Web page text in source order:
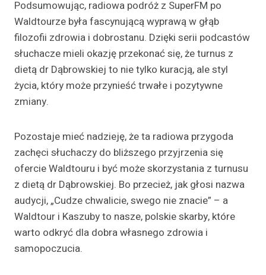
Podsumowując, radiowa podróż z SuperFM po
Waldtourze była fascynującą wyprawą w głąb
filozofii zdrowia i dobrostanu. Dzięki serii podcastów
słuchacze mieli okazję przekonać się, że turnus z
dietą dr Dąbrowskiej to nie tylko kuracją, ale styl
życia, który może przynieść trwałe i pozytywne
zmiany.
Pozostaje mieć nadzieję, że ta radiowa przygoda
zachęci słuchaczy do bliższego przyjrzenia się
ofercie Waldtouru i być może skorzystania z turnusu
z dietą dr Dąbrowskiej. Bo przecież, jak głosi nazwa
audycji, „Cudze chwalicie, swego nie znacie” – a
Waldtour i Kaszuby to nasze, polskie skarby, które
warto odkryć dla dobra własnego zdrowia i
samopoczucia.